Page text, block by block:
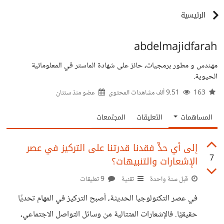
الرئيسية
abdelmajidfarah
مهندس و مطور برمجيات، حائز على شهادة الماستر في المعلوماتية
الحيوية.
عضو منذسنتان
المساهمات التعليقات المجتمعات
7
إلى أي حدٍّ فقدنا قدرتنا على التركيز في عصر
الإشعارات والتنبيهات؟
قبل سنة واحدة تقنية
في عصر التكنولوجيا الحديثة، أصبح التركيز في المهام تحديًا
حقيقيًا. فالإشعارات المتتالية من وسائل التواصل الاجتماعي،